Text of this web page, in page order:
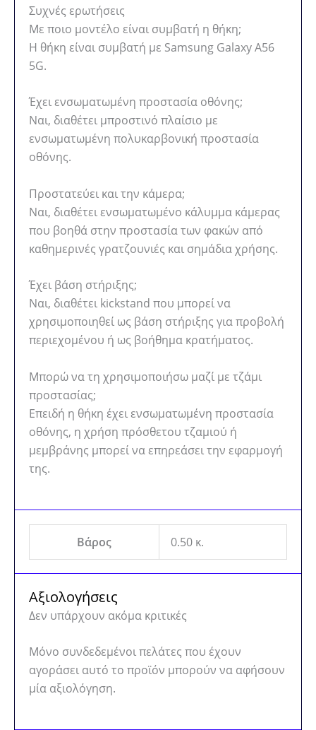
Συχνές ερωτήσεις
Με ποιο μοντέλο είναι συμβατή η θήκη;
Η θήκη είναι συμβατή με Samsung Galaxy A56
5G.
Έχει ενσωματωμένη προστασία οθόνης;
Ναι, διαθέτει μπροστινό πλαίσιο με
ενσωματωμένη πολυκαρβονική προστασία
οθόνης.
Προστατεύει και την κάμερα;
Ναι, διαθέτει ενσωματωμένο κάλυμμα κάμερας
που βοηθά στην προστασία των φακών από
καθημερινές γρατζουνιές και σημάδια χρήσης.
Έχει βάση στήριξης;
Ναι, διαθέτει kickstand που μπορεί να
χρησιμοποιηθεί ως βάση στήριξης για προβολή
περιεχομένου ή ως βοήθημα κρατήματος.
Μπορώ να τη χρησιμοποιήσω μαζί με τζάμι
προστασίας;
Επειδή η θήκη έχει ενσωματωμένη προστασία
οθόνης, η χρήση πρόσθετου τζαμιού ή
μεμβράνης μπορεί να επηρεάσει την εφαρμογή
της.
Βάρος 0.50 κ.
Αξιολογήσεις
Δεν υπάρχουν ακόμα κριτικές
Μόνο συνδεδεμένοι πελάτες που έχουν
αγοράσει αυτό το προϊόν μπορούν να αφήσουν
μία αξιολόγηση.